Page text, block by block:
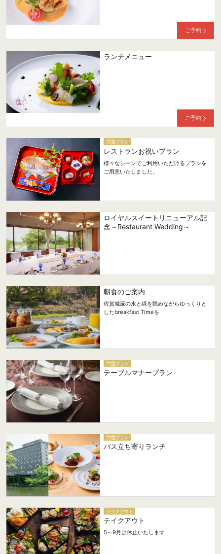
ご予約
ランチメニュー
ご予約
共通プラン
レストランお祝いプラン
様々なシーンでご利用いただけるプランを
ご用意いたしました。
ロイヤルスイートリニューアル記
念～Restaurant Wedding～
朝食のご案内
佐賀城濠の水と緑を眺めながらゆっくりと
したbreakfast Timeを
共通プラン
テーブルマナープラン
共通プラン
バス立ち寄りランチ
テイクアウト
テイクアウト
5～9月は休止いたします